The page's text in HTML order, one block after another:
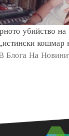
убийство
кошмар
Блога На